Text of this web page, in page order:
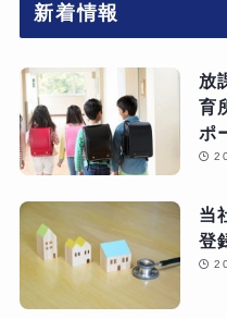
新着情報
放
育
ポ
当
登